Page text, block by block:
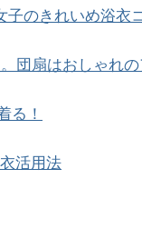
子のきれいめ浴衣
団扇はおしゃれの
る！
活用法